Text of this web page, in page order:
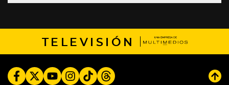
TELEVISIÓN
FacebookTwitterYoutubeInstagram
TikTokThreads